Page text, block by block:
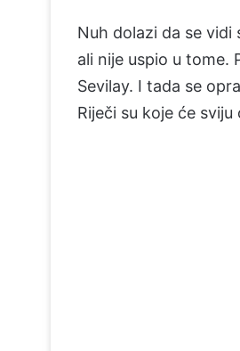
Nuh dolazi da se vidi
ali nije uspio u tome.
Sevilay. I tada se
Riječi su koje će